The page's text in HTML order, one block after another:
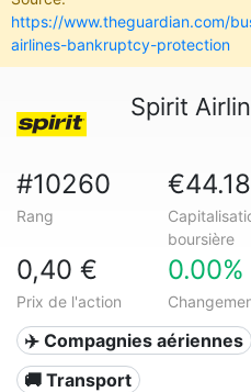
https://www.theguardian.com/
airlines-bankruptcy-protection
Spirit
#10260
Rang
boursière
0,40 €
Prix de l'action
0.00%
✈️ Compagnies aériennes
🚚 Transport